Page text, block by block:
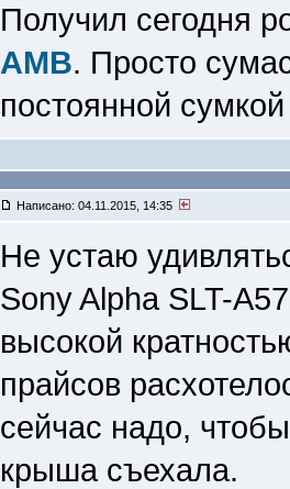
Получил сегодня
AMB. Просто
постоянной
Написано: 04.11.2015, 14:35
Не устаю
Sony Alpha SLT-
высокой
прайсов
сейчас надо,
крыша съехала.